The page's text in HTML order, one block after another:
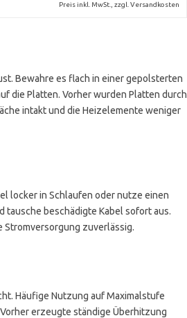
Preis inkl. MwSt., zzgl. Versandkosten
Bewahre es flach in einer gepolsterten
die Platten. Vorher wurden Platten durch
intakt und die Heizelemente weniger
locker in Schlaufen oder nutze einen
tausche beschädigte Kabel sofort aus.
Stromversorgung zuverlässig.
Häufige Nutzung auf Maximalstufe
erzeugte ständige Überhitzung